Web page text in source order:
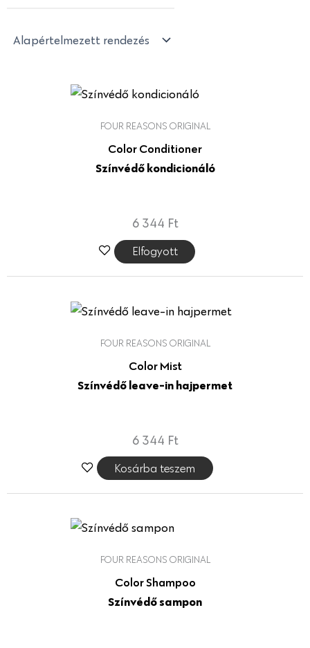
FOUR REASONS ORIGINAL
Color Conditioner
Színvédő kondicionáló
6 344 Ft
Elfogyott
FOUR REASONS ORIGINAL
Color Mist
Színvédő leave-in hajpermet
6 344 Ft
Kosárba teszem
FOUR REASONS ORIGINAL
Color Shampoo
Színvédő sampon